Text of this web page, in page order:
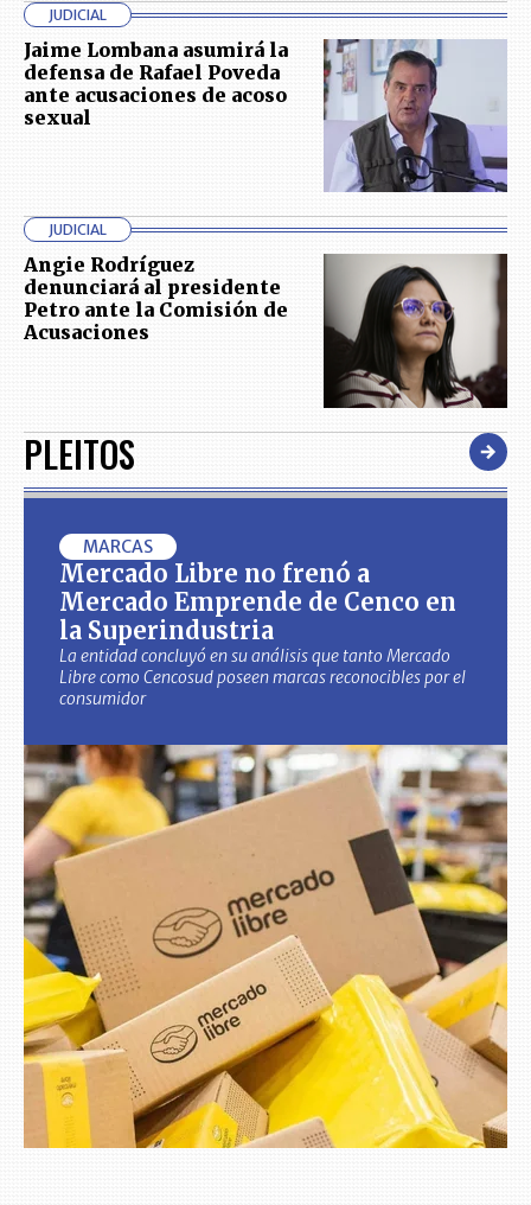
JUDICIAL
Jaime Lombana asumirá la
defensa de Rafael Poveda
ante acusaciones de acoso
sexual
JUDICIAL
Angie Rodríguez
denunciará al presidente
Petro ante la Comisión de
Acusaciones
PLEITOS
MARCAS
Mercado Libre no frenó a
Mercado Emprende de Cenco en
la Superindustria
La entidad concluyó en su análisis que tanto Mercado
Libre como Cencosud poseen marcas reconocibles por el
consumidor